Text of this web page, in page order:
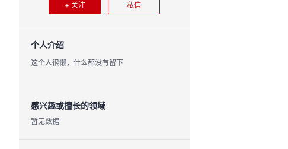
+ 关注 私信
个人介绍
这个人很懒，什么都没有留下
感兴趣或擅长的领域
暂无数据